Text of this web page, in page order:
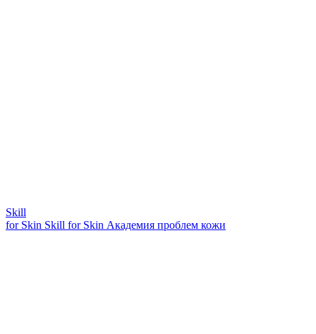
Skill
for Skin Skill for Skin Академия проблем кожи